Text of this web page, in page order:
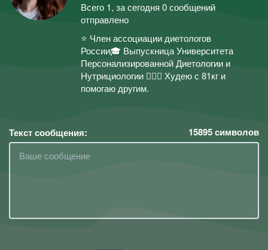
Всего 1, за сегодня 0 сообщений
отправлено
⭐️ Член ассоциации диетологов
России🎓 Выпускница Университета
Персонализированной Диетологии и
Нутрициологии 🙋🏻‍♀️ Худею с 81кг и
помогаю другим.
Текст сообщения: 15895символов